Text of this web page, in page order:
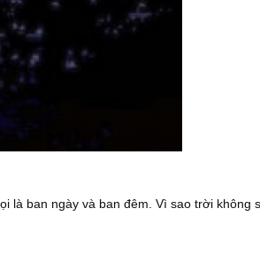
là ban ngày và ban đêm. Vì sao trời không